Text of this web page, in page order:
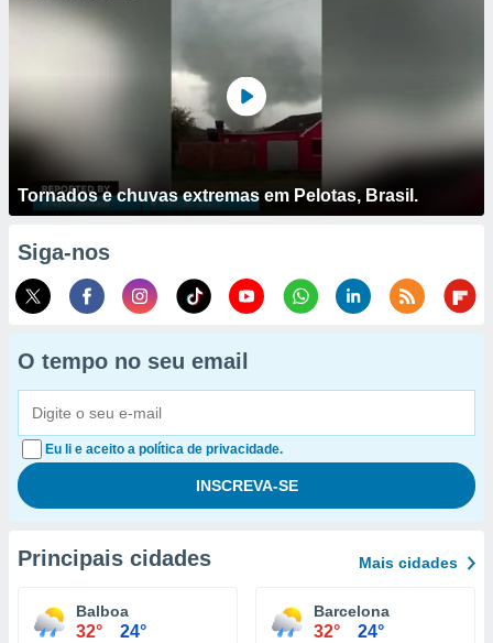
Tornados e chuvas extremas em Pelotas, Brasil.
Siga-nos
O tempo no seu email
Eu li e aceito a política de privacidade.
Principais cidades Mais cidades
Balboa
32° 24°
Barcelona
32° 24°